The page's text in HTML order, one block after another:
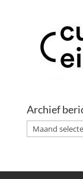
Archief
Archief